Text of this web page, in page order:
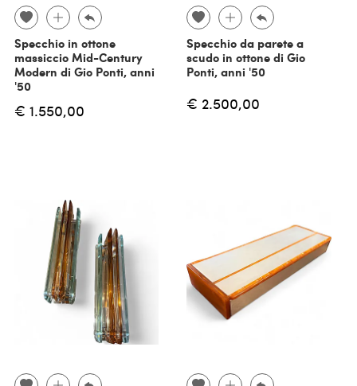
Specchio in ottone
massiccio Mid-Century
Modern di Gio Ponti, anni
'50
€ 1.550,00
Specchio da parete a
scudo in ottone di Gio
Ponti, anni '50
€ 2.500,00